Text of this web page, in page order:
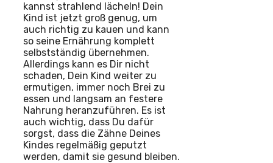
kannst strahlend lächeln! Dein
Kind ist jetzt groß genug, um
auch richtig zu kauen und kann
so seine Ernährung komplett
selbstständig übernehmen.
Allerdings kann es Dir nicht
schaden, Dein Kind weiter zu
ermutigen, immer noch Brei zu
essen und langsam an festere
Nahrung heranzuführen. Es ist
auch wichtig, dass Du dafür
sorgst, dass die Zähne Deines
Kindes regelmäßig geputzt
werden, damit sie gesund bleiben.